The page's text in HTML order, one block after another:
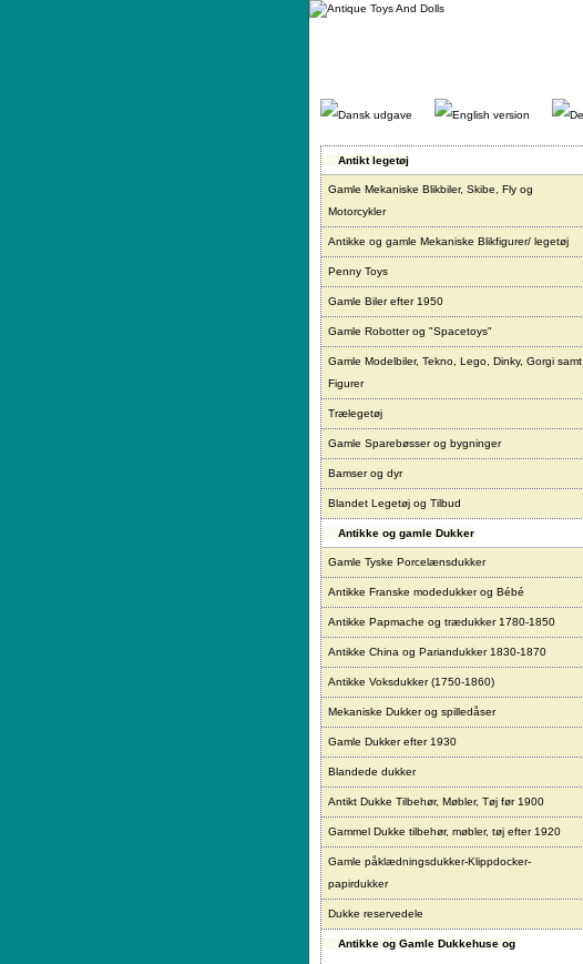
Gå
Antikt legetøj
Gamle Mekaniske Blikbiler, Skibe, Fly og
Motorcykler
Antikke og gamle Mekaniske Blikfigurer/ legetøj
Penny Toys
Gamle Biler efter 1950
Gamle Robotter og "Spacetoys"
Gamle Modelbiler, Tekno, Lego, Dinky, Gorgi samt
Figurer
Trælegetøj
Gamle Sparebøsser og bygninger
Bamser og dyr
Blandet Legetøj og Tilbud
Antikke og gamle Dukker
Gamle Tyske Porcelænsdukker
Antikke Franske modedukker og Bébé
Antikke Papmache og trædukker 1780-1850
Antikke China og Pariandukker 1830-1870
Antikke Voksdukker (1750-1860)
Mekaniske Dukker og spilledåser
Gamle Dukker efter 1930
Blandede dukker
Antikt Dukke Tilbehør, Møbler, Tøj før 1900
Gammel Dukke tilbehør, møbler, tøj efter 1920
Gamle påklædningsdukker-Klippdocker-
papirdukker
Dukke reservedele
Antikke og Gamle Dukkehuse og